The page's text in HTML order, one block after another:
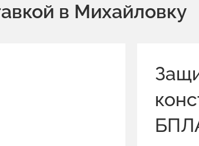
в Михайловку